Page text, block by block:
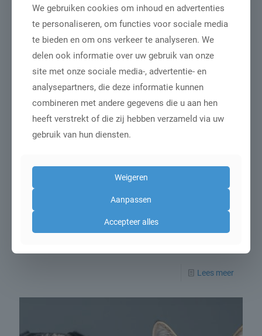
5 september 2025
Leveranciers van
dierenaccessoires in
beeld gebracht
In het Marketingrapport Dierenspeciaalzaken 2020 is
de handel in dierenaccessoires via dierenspeciaalzaken
Lees meer
We gebruiken cookies om inhoud en advertenties
te personaliseren, om functies voor sociale media
te bieden en om ons verkeer te analyseren. We
delen ook informatie over uw gebruik van onze
site met onze sociale media-, advertentie- en
analysepartners, die deze informatie kunnen
combineren met andere gegevens die u aan hen
heeft verstrekt of die zij hebben verzameld via uw
gebruik van hun diensten.
Weigeren
Aanpassen
Accepteer alles